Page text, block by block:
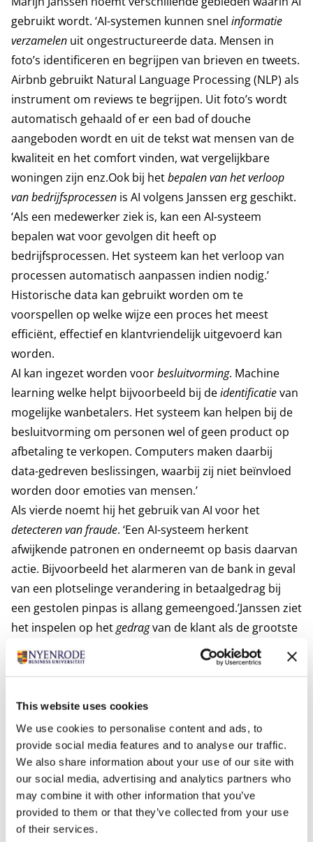
This website uses cookies
We use cookies to personalise content and ads, to
provide social media features and to analyse our traffic.
We also share information about your use of our site with
our social media, advertising and analytics partners who
may combine it with other information that you’ve
provided to them or that they’ve collected from your use
of their services.
gebruikt wordt. ‘AI-systemen kunnen snel informatie
verzamelen uit ongestructureerde data. Mensen in
foto’s identificeren en begrijpen van brieven en tweets.
Airbnb gebruikt Natural Language Processing (NLP) als
instrument om reviews te begrijpen. Uit foto’s wordt
automatisch gehaald of er een bad of douche
aangeboden wordt en uit de tekst wat mensen van de
kwaliteit en het comfort vinden, wat vergelijkbare
woningen zijn enz.Ook bij hetbepalen van het verloop
van bedrijfsprocessen is AI volgens Janssen erg geschikt.
‘Als een medewerker ziek is, kan een AI-systeem
bepalen wat voor gevolgen dit heeft op
bedrijfsprocessen. Het systeem kan het verloop van
processen automatisch aanpassen indien nodig.’
Historische data kan gebruikt worden om te
voorspellen op welke wijze een proces het meest
efficiënt, effectief en klantvriendelijk uitgevoerd kan
worden.
AI kan ingezet worden voorbesluitvorming. Machine
learning welke helpt bijvoorbeeld bij deidentificatievan
mogelijke wanbetalers. Het systeem kan helpen bij de
besluitvorming om personen wel of geen product op
afbetaling te verkopen. Computers maken daarbij
data-gedreven beslissingen, waarbij zij niet beïnvloed
worden door emoties van mensen.’
Als vierde noemt hij het gebruik van AI voor het
detecteren van fraude. ‘Een AI-systeem herkent
afwijkende patronen en onderneemt op basis daarvan
actie. Bijvoorbeeld het alarmeren van de bank in geval
van een plotselinge verandering in betaalgedrag bij
een gestolen pinpas is allang gemeengoed.’Janssen ziet
het inspelen op hetgedragvan de klant als de grootste
kans van AI. ‘Je kunt mensen heel gericht een
persoonlijk aanbod doen. Stel dat een man een kleine
garage kun je dan een reclamefolder van een grotere
auto opsturen. Een ander voorbeeld is Facebook. Deze
website laat reclames zien op basis van websites die je
bezoekt en producten welke je hebt gezocht. Dit heeft
ook een keerzijde, want als je eens iets anders wilt,
moet je daar echt je best voor doen.’
Geen garantie voor de toekomst